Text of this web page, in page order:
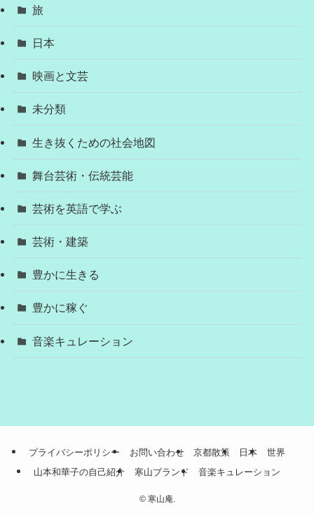
旅
日本
映画と文芸
未分類
生き抜くための社会地図
舞台芸術・伝統芸能
芸術を英語で学ぶ
芸術・建築
豊かに生きる
豊かに稼ぐ
音楽キュレーション
プライバシーポリシー お問い合わせ 京都散策 日本
世界
山本和華子の自己紹介
寒山ブランド 音楽キュレーション
©寒山庵.